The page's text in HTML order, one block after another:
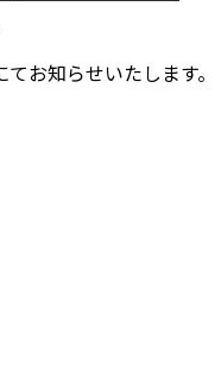
お知らせいたします。